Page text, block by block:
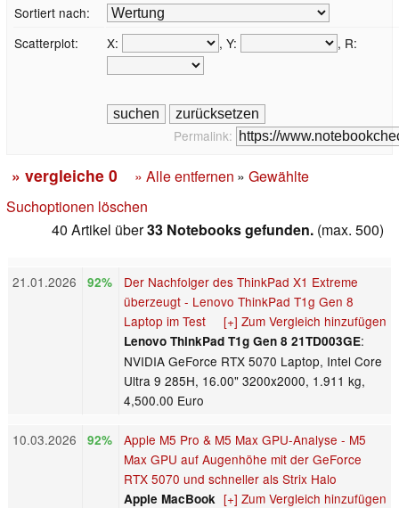
Sortiert nach:
Scatterplot:
X: , Y: , R:
Permalink:
» vergleiche 0 » Alle entfernen » Gewählte
Suchoptionen löschen
40 Artikel über33 Notebooks gefunden. (max. 500)
21.01.2026 92%
Der Nachfolger des ThinkPad X1 Extreme
überzeugt - Lenovo ThinkPad T1g Gen 8
Laptop im Test
[+] Zum Vergleich hinzufügen
Lenovo ThinkPad T1g Gen 8 21TD003GE:
NVIDIA GeForce RTX 5070 Laptop, Intel Core
Ultra 9 285H, 16.00" 3200x2000, 1.911 kg,
4,500.00 Euro
10.03.2026 92%
Apple M5 Pro & M5 Max GPU-Analyse - M5
Max GPU auf Augenhöhe mit der GeForce
RTX 5070 und schneller als Strix Halo
[+] Zum Vergleich hinzufügen
Apple MacBook